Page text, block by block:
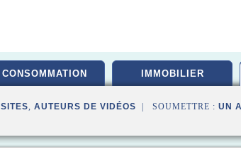
CONSOMMATION IMMOBILIER
SITES, AUTEURS DE VIDÉOS | SOUMETTRE : UN